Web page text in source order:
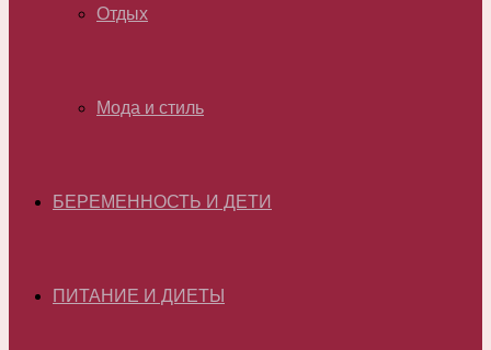
Отдых
Мода и стиль
БЕРЕМЕННОСТЬ И ДЕТИ
ПИТАНИЕ И ДИЕТЫ